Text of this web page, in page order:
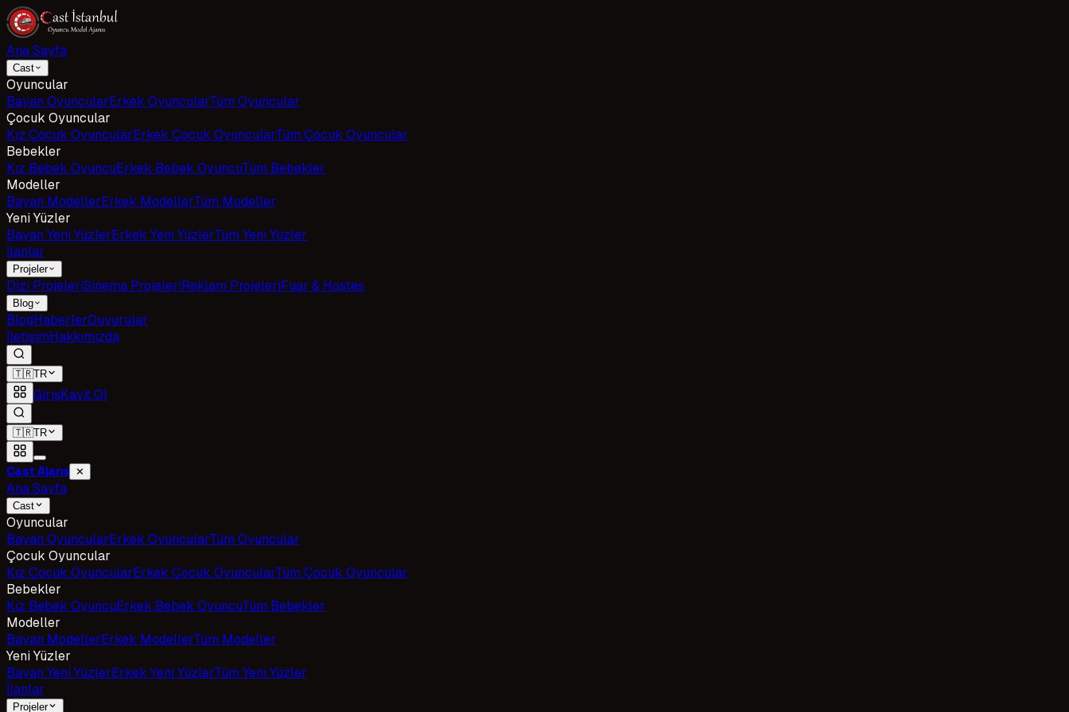
Ana Sayfa
Cast
Oyuncular
Bayan OyuncularErkek OyuncularTüm Oyuncular
Çocuk Oyuncular
Kız Çocuk OyuncularErkek Çocuk OyuncularTüm Çocuk Oyuncular
Bebekler
Kız Bebek OyuncuErkek Bebek OyuncuTüm Bebekler
Modeller
Bayan ModellerErkek ModellerTüm Modeller
Yeni Yüzler
Bayan Yeni YüzlerErkek Yeni YüzlerTüm Yeni Yüzler
İlanlar
Projeler
Dizi ProjeleriSinema ProjeleriReklam ProjeleriFuar & Hostes
Blog
BlogHaberlerDuyurular
İletişimHakkımızda
🇹🇷TR
GirişKayıt Ol
🇹🇷TR
Cast Ajans ✕
Ana Sayfa
Cast
Oyuncular
Bayan OyuncularErkek OyuncularTüm Oyuncular
Çocuk Oyuncular
Kız Çocuk OyuncularErkek Çocuk OyuncularTüm Çocuk Oyuncular
Bebekler
Kız Bebek OyuncuErkek Bebek OyuncuTüm Bebekler
Modeller
Bayan ModellerErkek ModellerTüm Modeller
Yeni Yüzler
Bayan Yeni YüzlerErkek Yeni YüzlerTüm Yeni Yüzler
İlanlar
Projeler